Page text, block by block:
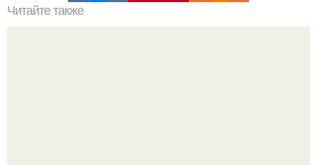
Читайте также